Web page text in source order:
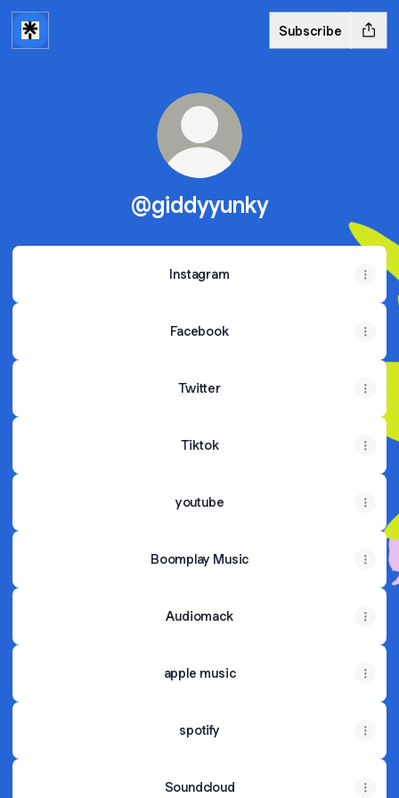
Subscribe
@giddyyunky
Instagram
Facebook
Twitter
Tiktok
youtube
Boomplay Music
Audiomack
apple music
spotify
Soundcloud